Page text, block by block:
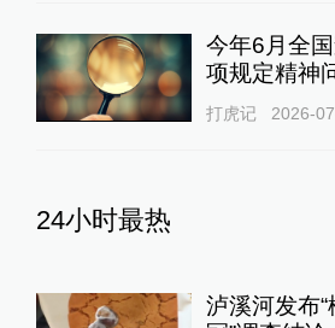
今年6月全
项规定精神
打虎记 2026-
24小时最热
泸溪河发布